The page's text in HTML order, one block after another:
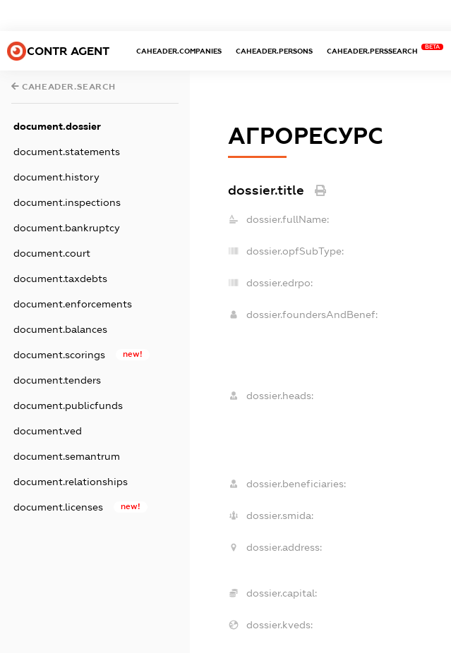
CONTR AGENT CAHEADER.COMPANIES CAHEADER.PERSONS CAHEADER.PERSSEARCH
BETA
CAHEADER.SEARCH
document.dossier
document.statements
document.history
document.inspections
document.bankruptcy
document.court
document.taxdebts
document.enforcements
document.balances
document.scorings new!
document.tenders
document.publicfunds
document.ved
document.semantrum
document.relationships
document.licenses new!
АГРОРЕСУРС
dossier.title
dossier.fullName:
dossier.opfSubType:
dossier.edrpo:
dossier.foundersAndBenef:
dossier.heads:
dossier.beneficiaries:
dossier.smida:
dossier.address:
dossier.capital:
dossier.kveds: